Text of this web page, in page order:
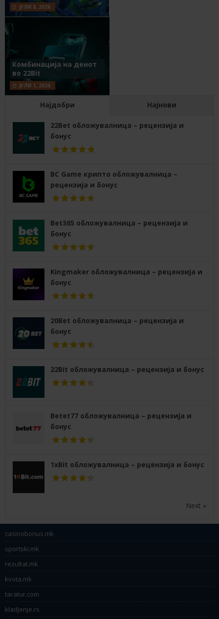
ЈУЛИ 8, 2026
Комбинација на денот
во 22Bit
ЈУЛИ 1, 2026
Најдобри Најнови
22Bet обложувалница – рецензија и
бонус
BC Game крипто обложувалница –
рецензија и бонус
Bet365 обложувалница – рецензија и
бонус
Kingmaker обложувалница – рецензија и
бонус
20Bet обложувалница – рецензија и
бонус
22Bit обложувалница – рецензија и бонус
Betet77 обложувалница – рецензија и
бонус
1xBit обложувалница – рецензија и бонус
Next »
casinobonus.mk
sportski.mk
rezultat.mk
kvota.mk
taratur.com
kladjenje.rs